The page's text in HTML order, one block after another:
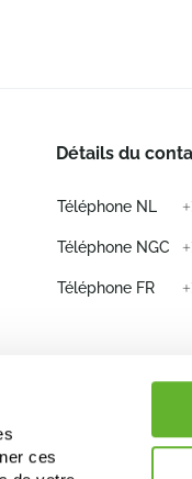
ces
Détails du
Téléphone NL
Téléphone NGC
Téléphone FR
info@nieuwkoop-